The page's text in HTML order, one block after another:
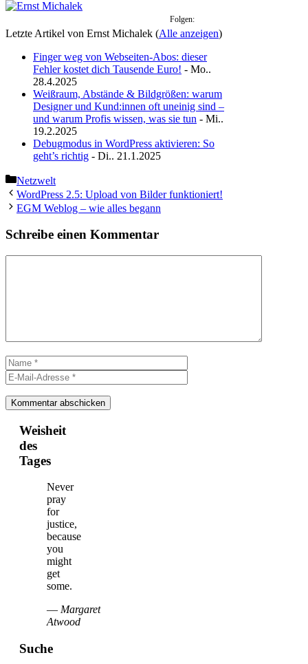
Folgen:
Letzte Artikel von Ernst Michalek (Alle anzeigen)
Finger weg von Webseiten-Abos: dieser
Fehler kostet dich Tausende Euro! - Mo..
28.4.2025
Weißraum, Abstände & Bildgrößen: warum
Designer und Kund:innen oft uneinig sind –
und warum Profis wissen, was sie tun - Mi..
19.2.2025
Debugmodus in WordPress aktivieren: So
geht’s richtig - Di.. 21.1.2025
Kategorien
Netzwelt
WordPress 2.5: Upload von Bilder funktioniert!
EGM Weblog – wie alles begann
Schreibe einen Kommentar
Name
Mail-
Adresse
Weisheit
des
Tages
Never
pray
for
justice,
because
you
might
get
some.
— Margaret
Atwood
Suche